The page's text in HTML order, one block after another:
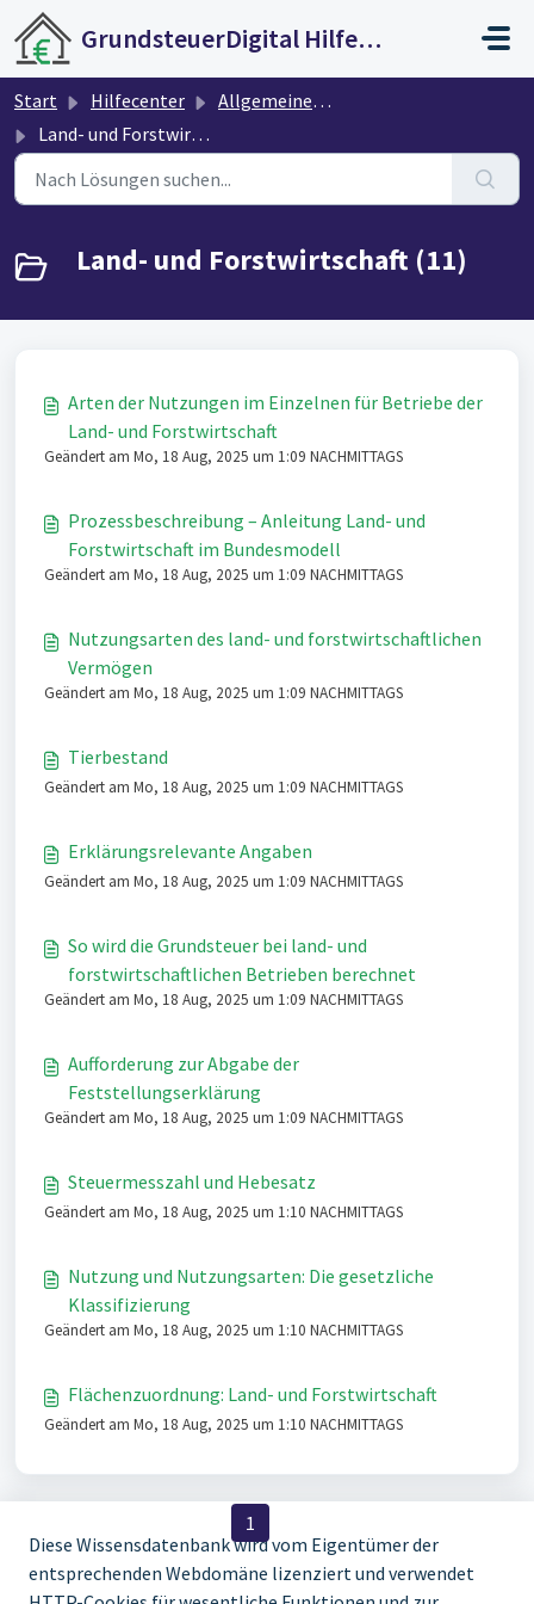
Zum hauptsächlichen Inhalt gehen
GrundsteuerDigital Hilfecenter
Start Hilfecenter
Allgemeines zur Grundsteuer
Land- und Forstwirtschaft
Land- und Forstwirtschaft (11)
Arten der Nutzungen im Einzelnen für Betriebe der
Land- und Forstwirtschaft
Geändert am Mo, 18 Aug, 2025 um 1:09 NACHMITTAGS
Prozessbeschreibung – Anleitung Land- und
Forstwirtschaft im Bundesmodell
Geändert am Mo, 18 Aug, 2025 um 1:09 NACHMITTAGS
Nutzungsarten des land- und forstwirtschaftlichen
Vermögen
Geändert am Mo, 18 Aug, 2025 um 1:09 NACHMITTAGS
Tierbestand
Geändert am Mo, 18 Aug, 2025 um 1:09 NACHMITTAGS
Erklärungsrelevante Angaben
Geändert am Mo, 18 Aug, 2025 um 1:09 NACHMITTAGS
So wird die Grundsteuer bei land- und
forstwirtschaftlichen Betrieben berechnet
Geändert am Mo, 18 Aug, 2025 um 1:09 NACHMITTAGS
Aufforderung zur Abgabe der
Feststellungserklärung
Geändert am Mo, 18 Aug, 2025 um 1:09 NACHMITTAGS
Steuermesszahl und Hebesatz
Geändert am Mo, 18 Aug, 2025 um 1:10 NACHMITTAGS
Nutzung und Nutzungsarten: Die gesetzliche
Klassifizierung
Geändert am Mo, 18 Aug, 2025 um 1:10 NACHMITTAGS
Flächenzuordnung: Land- und Forstwirtschaft
Geändert am Mo, 18 Aug, 2025 um 1:10 NACHMITTAGS
1
Diese Wissensdatenbank wird vom Eigentümer der
entsprechenden Webdomäne lizenziert und verwendet